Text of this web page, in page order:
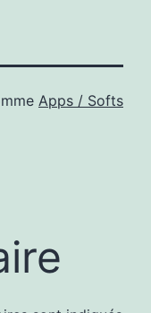
Apps / Softs